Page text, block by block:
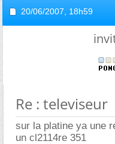
20/06/2007, 18h59
Re : televiseur
sur la platine ya une
un cl2114re 351